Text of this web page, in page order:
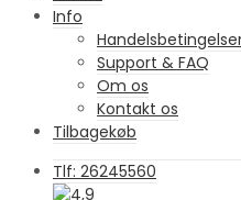
Info
Support & FAQ
Om os
Kontakt os
Tilbagekøb
Tlf: 26245560